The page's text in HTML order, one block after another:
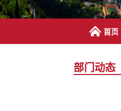
首页
部门动态